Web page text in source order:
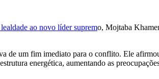
ao novo líder supremo, Mojtaba
de um fim imediato para o conflito. Ele
energética, aumentando as